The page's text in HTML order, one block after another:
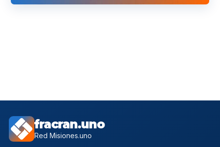
fracran.uno
Red Misiones.uno